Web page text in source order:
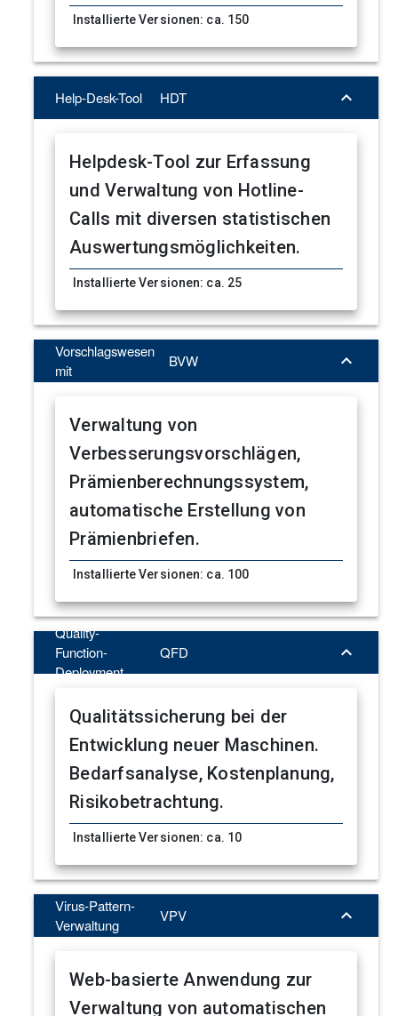
Installierte Versionen: ca. 150
Help-Desk-Tool HDT 
Helpdesk-Tool zur Erfassung
und Verwaltung von Hotline-
Calls mit diversen statistischen
Auswertungsmöglichkeiten.
Installierte Versionen: ca. 25
Betriebliches
Vorschlagswesen
mit
BVW 
Verwaltung von
Verbesserungsvorschlägen,
Prämienberechnungssystem,
automatische Erstellung von
Prämienbriefen.
Installierte Versionen: ca. 100
Quality-
Function-
Deployment
QFD 
Qualitätssicherung bei der
Entwicklung neuer Maschinen.
Bedarfsanalyse, Kostenplanung,
Risikobetrachtung.
Installierte Versionen: ca. 10
Virus-Pattern-
Verwaltung
VPV 
Web-basierte Anwendung zur
Verwaltung von automatischen